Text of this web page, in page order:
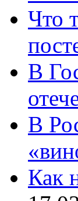
Что
В
В
Как